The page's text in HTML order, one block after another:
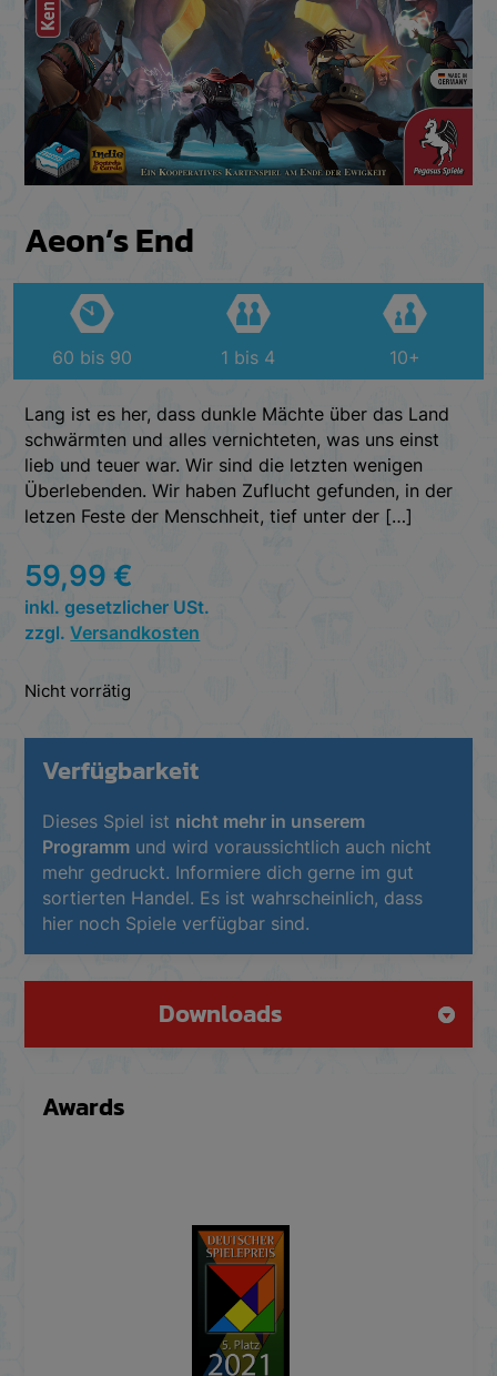
Aeon’s End
60 bis 90 1 bis 4 10+
Lang ist es her, dass dunkle Mächte über das Land
schwärmten und alles vernichteten, was uns einst
lieb und teuer war. Wir sind die letzten wenigen
Überlebenden. Wir haben Zuflucht gefunden, in der
letzen Feste der Menschheit, tief unter der […]
59,99 €
inkl. gesetzlicher USt.
zzgl.Versandkosten
Nicht vorrätig
Verfügbarkeit
Dieses Spiel ist nicht mehr in unserem
Programm und wird voraussichtlich auch nicht
mehr gedruckt. Informiere dich gerne im gut
sortierten Handel. Es ist wahrscheinlich, dass
hier noch Spiele verfügbar sind.
Downloads
Awards